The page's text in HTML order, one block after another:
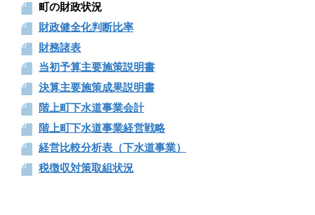
町の財政状況
財政健全化判断比率
財務諸表
当初予算主要施策説明書
決算主要施策成果説明書
階上町下水道事業会計
階上町下水道事業経営戦略
経営比較分析表（下水道事業）
税徴収対策取組状況